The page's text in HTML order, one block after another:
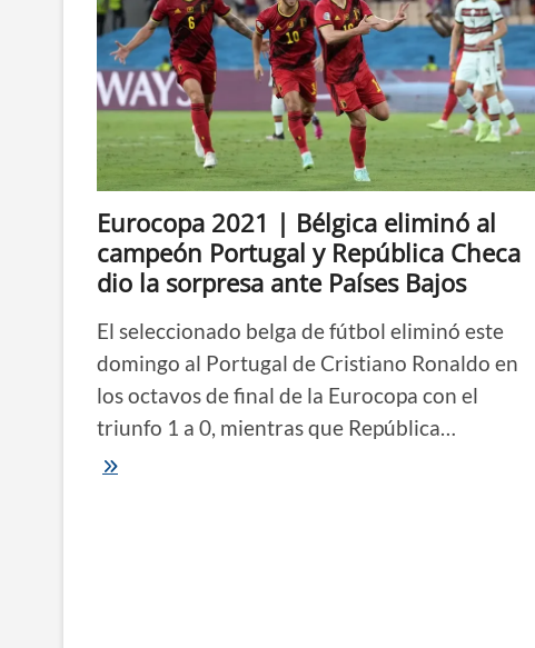
fin
a
era
Löw
y
dio
el
golpe
ante
Suecia
Eurocopa 2021 | Bélgica eliminó al
campeón Portugal y República Checa
dio la sorpresa ante Países Bajos
El seleccionado belga de fútbol eliminó este
domingo al Portugal de Cristiano Ronaldo en
los octavos de final de la Eurocopa con el
triunfo 1 a 0, mientras que República…
Eurocopa